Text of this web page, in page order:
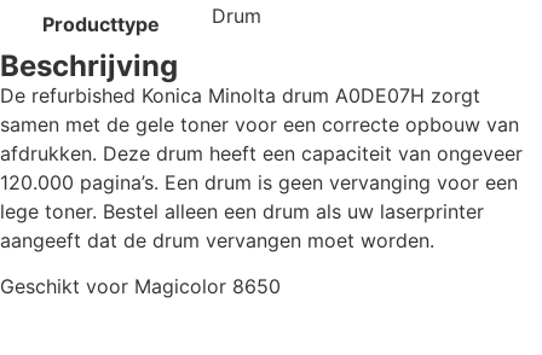
Producttype Drum
Beschrijving
De refurbished Konica Minolta drum A0DE07H zorgt
samen met de gele toner voor een correcte opbouw van
afdrukken. Deze drum heeft een capaciteit van ongeveer
120.000 pagina’s. Een drum is geen vervanging voor een
lege toner. Bestel alleen een drum als uw laserprinter
aangeeft dat de drum vervangen moet worden.
Geschikt voor Magicolor 8650